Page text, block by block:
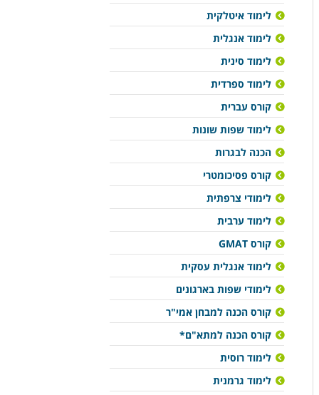
לימוד איטלקית
לימוד אנגלית
לימוד סינית
לימוד ספרדית
קורס עברית
לימוד שפות שונות
הכנה לבגרות
קורס פסיכומטרי
לימודי צרפתית
לימוד ערבית
קורס GMAT
לימוד אנגלית עסקית
לימודי שפות בארגונים
קורס הכנה למבחן אמי"ר
קורס הכנה למתא"ם*
לימוד רוסית
לימוד גרמנית